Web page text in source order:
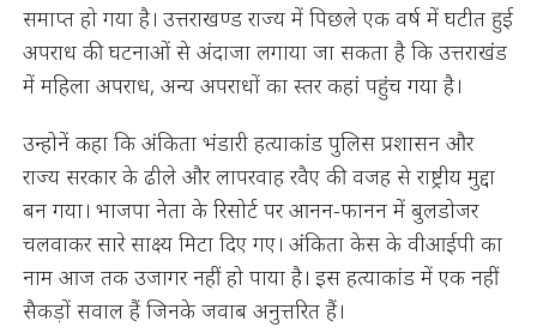
समाप्त हो गया है। उत्तराखण्ड राज्य में पिछले एक वर्ष में घटीत हुई
अपराध की घटनाओं से अंदाजा लगाया जा सकता है कि उत्तराखंड
में महिला अपराध, अन्य अपराधों का स्तर कहां पहुंच गया है।
उन्होनें कहा कि अंकिता भंडारी हत्याकांड पुलिस प्रशासन और
राज्य सरकार के ढीले और लापरवाह रवैए की वजह से राष्ट्रीय मुद्दा
बन गया। भाजपा नेता के रिसोर्ट पर आनन-फानन में बुलडोजर
चलवाकर सारे साक्ष्य मिटा दिए गए। अंकिता केस के वीआईपी का
नाम आज तक उजागर नहीं हो पाया है। इस हत्याकांड में एक नहीं
सैकड़ों सवाल हैं जिनके जवाब अनुत्तरित हैं।